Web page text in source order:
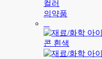
의약품